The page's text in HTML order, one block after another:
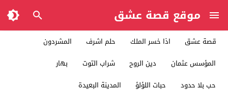
موقع قصة عشق
قصة عشق اذا خسر الملك حلم اشرف
المشردون
المؤسس عثمان
دين الروح شراب التوت
بهار
حب بلا حدود
حبات اللؤلؤ المدينة البعيدة